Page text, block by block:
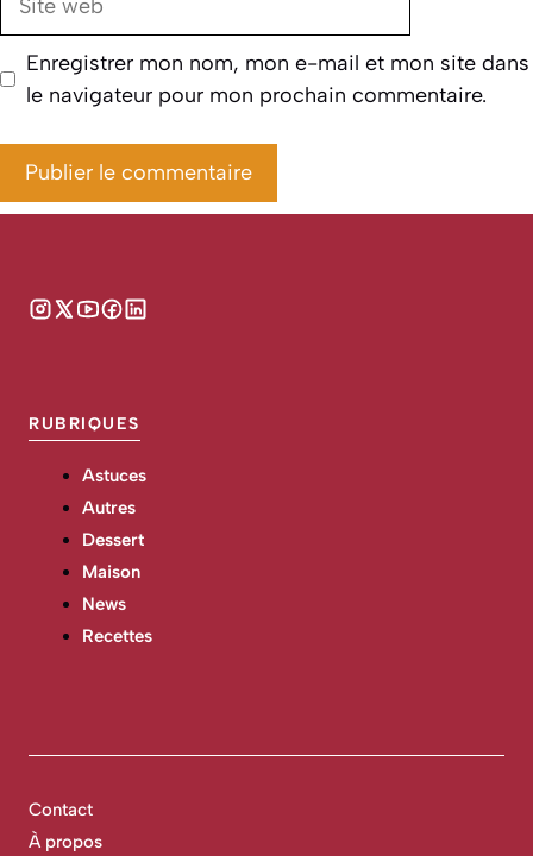
Enregistrer mon nom, mon e-mail et mon site dans
le navigateur pour mon prochain commentaire.
RUBRIQUES
Astuces
Autres
Dessert
Maison
News
Recettes
Contact
À propos